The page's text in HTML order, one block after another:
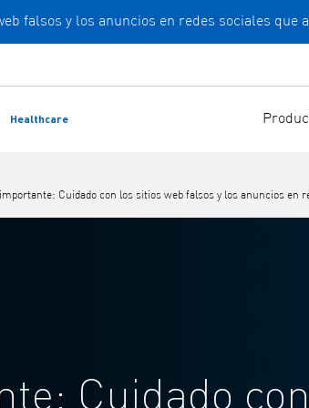
falsos y los anuncios en redes sociales
Healthcare
Cuidado con los sitios web falsos y los anuncios en
Cuidado con